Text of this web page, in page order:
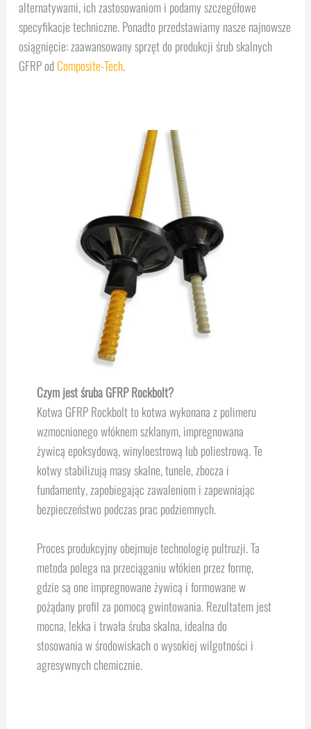
alternatywami, ich zastosowaniom i podamy szczegółowe
specyfikacje techniczne. Ponadto przedstawiamy nasze najnowsze
osiągnięcie: zaawansowany sprzęt do produkcji śrub skalnych
GFRP od Composite-Tech.
Czym jest śruba GFRP Rockbolt?
Kotwa GFRP Rockbolt to kotwa wykonana z polimeru
wzmocnionego włóknem szklanym, impregnowana
żywicą epoksydową, winyloestrową lub poliestrową. Te
kotwy stabilizują masy skalne, tunele, zbocza i
fundamenty, zapobiegając zawaleniom i zapewniając
bezpieczeństwo podczas prac podziemnych.
Proces produkcyjny obejmuje technologię pultruzji. Ta
metoda polega na przeciąganiu włókien przez formę,
gdzie są one impregnowane żywicą i formowane w
pożądany profil za pomocą gwintowania. Rezultatem jest
mocna, lekka i trwała śruba skalna, idealna do
stosowania w środowiskach o wysokiej wilgotności i
agresywnych chemicznie.